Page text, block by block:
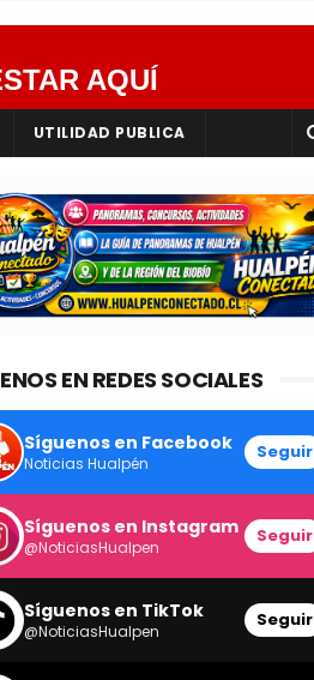
AQUÍ
UTILIDAD PUBLICA
EN REDES SOCIALES
Síguenos en Facebook
Noticias Hualpén Seguir
Síguenos en Instagram
@NoticiasHualpen Seguir
Síguenos en TikTok
@NoticiasHualpen Seguir